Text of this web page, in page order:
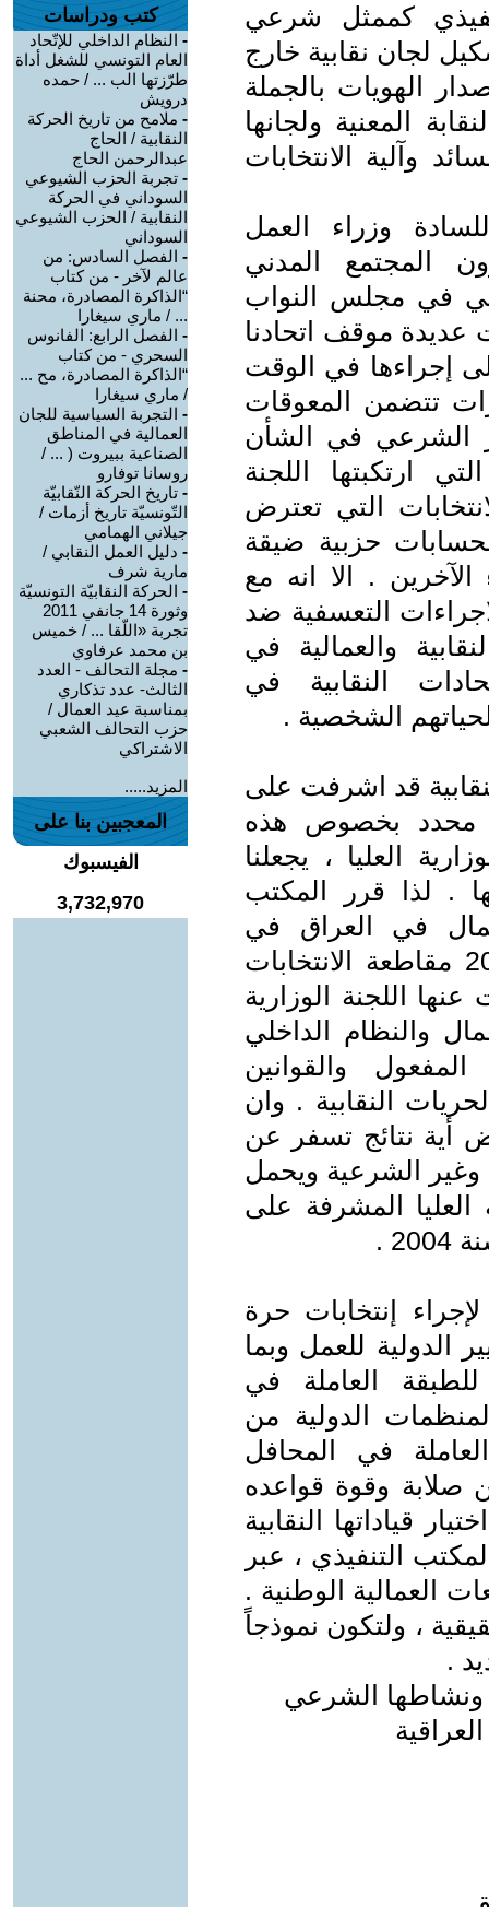
كممثل شرعي
لجان نقابية خارج
الهويات بالجملة
المعنية ولجانها
وآلية الانتخابات
وزراء العمل
المجتمع المدني
في مجلس النواب
عديدة موقف اتحادنا
إجراءها في الوقت
تتضمن المعوقات
الشرعي في الشأن
ارتكبتها اللجنة
التي تعترض
لحسابات حزبية ضيقة
. الا انه مع
التعسفية ضد
والعمالية في
النقابية في
الشخصية .
قد اشرفت على
محدد بخصوص هذه
العليا ، يجعلنا
. لذا قرر المكتب
في العراق في
اجتماعه الطارىء يوم 28 / 4 / 2011 مقاطعة الانتخابات
اللجنة الوزارية
والنظام الداخلي
والقوانين
النقابية . وان
أية نتائج تسفر عن
وغير الشرعية ويحمل
العليا المشرفة على
إنتخابات حرة
الدولية للعمل وبما
العاملة في
الدولية من
في المحافل
صلابة وقوة قواعده
قياداتها النقابية
التنفيذي ، عبر
العمالية الوطنية .
، ولتكون نموذجاً
.
ونشاطها الشرعي
كتب ودراسات
- النظام الداخلي للإتّحاد
العام التونسي للشغل أداة
طرّزتها الب ... / حمده
درويش
- ملامح من تاريخ الحركة
النقابية / الحاج
عبدالرحمن الحاج
- تجربة الحزب الشيوعي
السوداني في الحركة
النقابية / الحزب الشيوعي
السوداني
- الفصل السادس: من
عالم لآخر - من كتاب
“الذاكرة المصادرة، محنة
... / ماري سيغارا
- الفصل الرابع: الفانوس
السحري - من كتاب
“الذاكرة المصادرة، مح ...
/ ماري سيغارا
- التجربة السياسية للجان
العمالية في المناطق
الصناعية ببيروت ( ... /
روسانا توفارو
- تاريخ الحركة النّقابيّة
التّونسيّة تاريخ أزمات /
جيلاني الهمامي
- دليل العمل النقابي /
مارية شرف
- الحركة النقابيّة التونسيّة
وثورة 14 جانفي 2011
تجربة «اللّقا ... / خميس
بن محمد عرفاوي
- مجلة التحالف - العدد
الثالث- عدد تذكاري
بمناسبة عيد العمال /
حزب التحالف الشعبي
الاشتراكي
المزيد.....
المعجبين بنا على
الفيسبوك
3,732,970